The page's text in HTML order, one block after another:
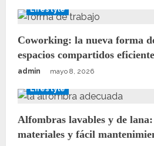
Lifestyle
Coworking: la nueva forma
espacios compartidos
admin mayo 8, 2026
Lifestyle
Alfombras lavables y de
materiales y fácil